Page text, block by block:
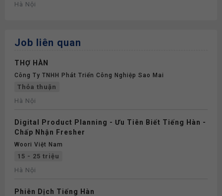
Hà Nội
Job liên quan
THỢ HÀN
Công Ty TNHH Phát Triển Công Nghiệp Sao Mai
Thỏa thuận
Hà Nội
Digital Product Planning - Ưu Tiên Biết Tiếng Hàn -
Chấp Nhận Fresher
Woori Việt Nam
15 - 25 triệu
Hà Nội
Phiên Dịch Tiếng Hàn